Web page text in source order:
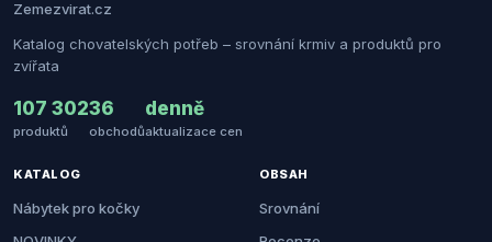
Zemezvirat.cz
Katalog chovatelských potřeb – srovnání krmiv a produktů pro
zvířata
107 302
produktů
36
obchodů
denně
aktualizace cen
KATALOG
Nábytek pro kočky
OBSAH
Srovnání